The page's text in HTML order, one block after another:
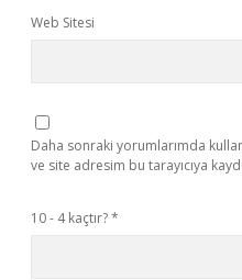
Web Sitesi
Daha sonraki yorumlarımda
ve site adresim bu tarayıcıya
10 - 4 kaçtır?*